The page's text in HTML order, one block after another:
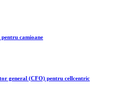
pentru camioane
general (CFO) pentru cellcentric